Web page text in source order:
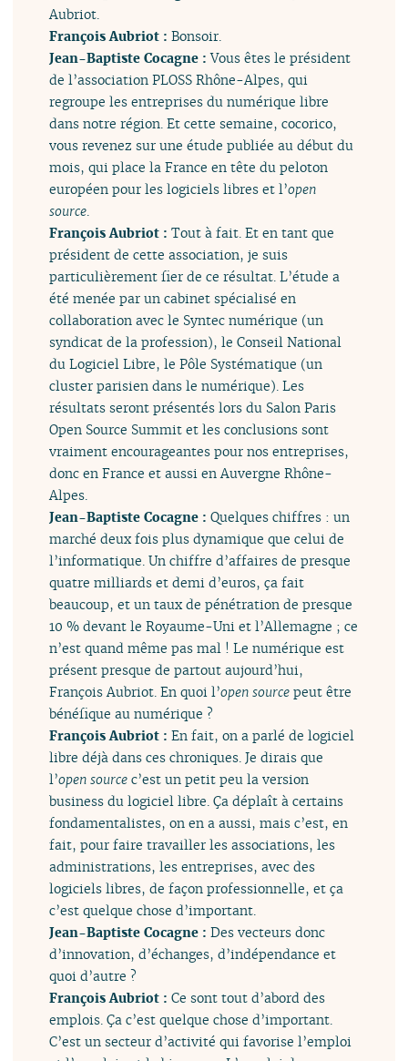
Aubriot.
François Aubriot :Bonsoir.
Jean-Baptiste Cocagne :Vous êtes le président
de l’association PLOSS Rhône-Alpes, qui
regroupe les entreprises du numérique libre
dans notre région. Et cette semaine, cocorico,
vous revenez sur une étude publiée au début du
mois, qui place la France en tête du peloton
européen pour les logiciels libres et l’open
source.
François Aubriot :Tout à fait. Et en tant que
président de cette association, je suis
particulièrement fier de ce résultat. L’étude a
été menée par un cabinet spécialisé en
collaboration avec le Syntec numérique (un
syndicat de la profession), le Conseil National
du Logiciel Libre, le Pôle Systématique (un
cluster parisien dans le numérique). Les
résultats seront présentés lors du Salon Paris
Open Source Summit et les conclusions sont
vraiment encourageantes pour nos entreprises,
donc en France et aussi en Auvergne Rhône-
Alpes.
Jean-Baptiste Cocagne :Quelques chiffres : un
marché deux fois plus dynamique que celui de
l’informatique. Un chiffre d’affaires de presque
quatre milliards et demi d’euros, ça fait
beaucoup, et un taux de pénétration de presque
10 % devant le Royaume-Uni et l’Allemagne ; ce
n’est quand même pas mal ! Le numérique est
présent presque de partout aujourd’hui,
François Aubriot. En quoi l’open source peut être
bénéfique au numérique ?
François Aubriot :En fait, on a parlé de logiciel
libre déjà dans ces chroniques. Je dirais que
l’open source c’est un petit peu la version
business du logiciel libre. Ça déplaît à certains
fondamentalistes, on en a aussi, mais c’est, en
fait, pour faire travailler les associations, les
administrations, les entreprises, avec des
logiciels libres, de façon professionnelle, et ça
c’est quelque chose d’important.
Jean-Baptiste Cocagne :Des vecteurs donc
d’innovation, d’échanges, d’indépendance et
quoi d’autre ?
François Aubriot :Ce sont tout d’abord des
emplois. Ça c’est quelque chose d’important.
C’est un secteur d’activité qui favorise l’emploi